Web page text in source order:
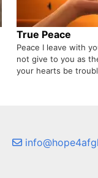
True Peace
Peace I leave with
not give to you as
your hearts be